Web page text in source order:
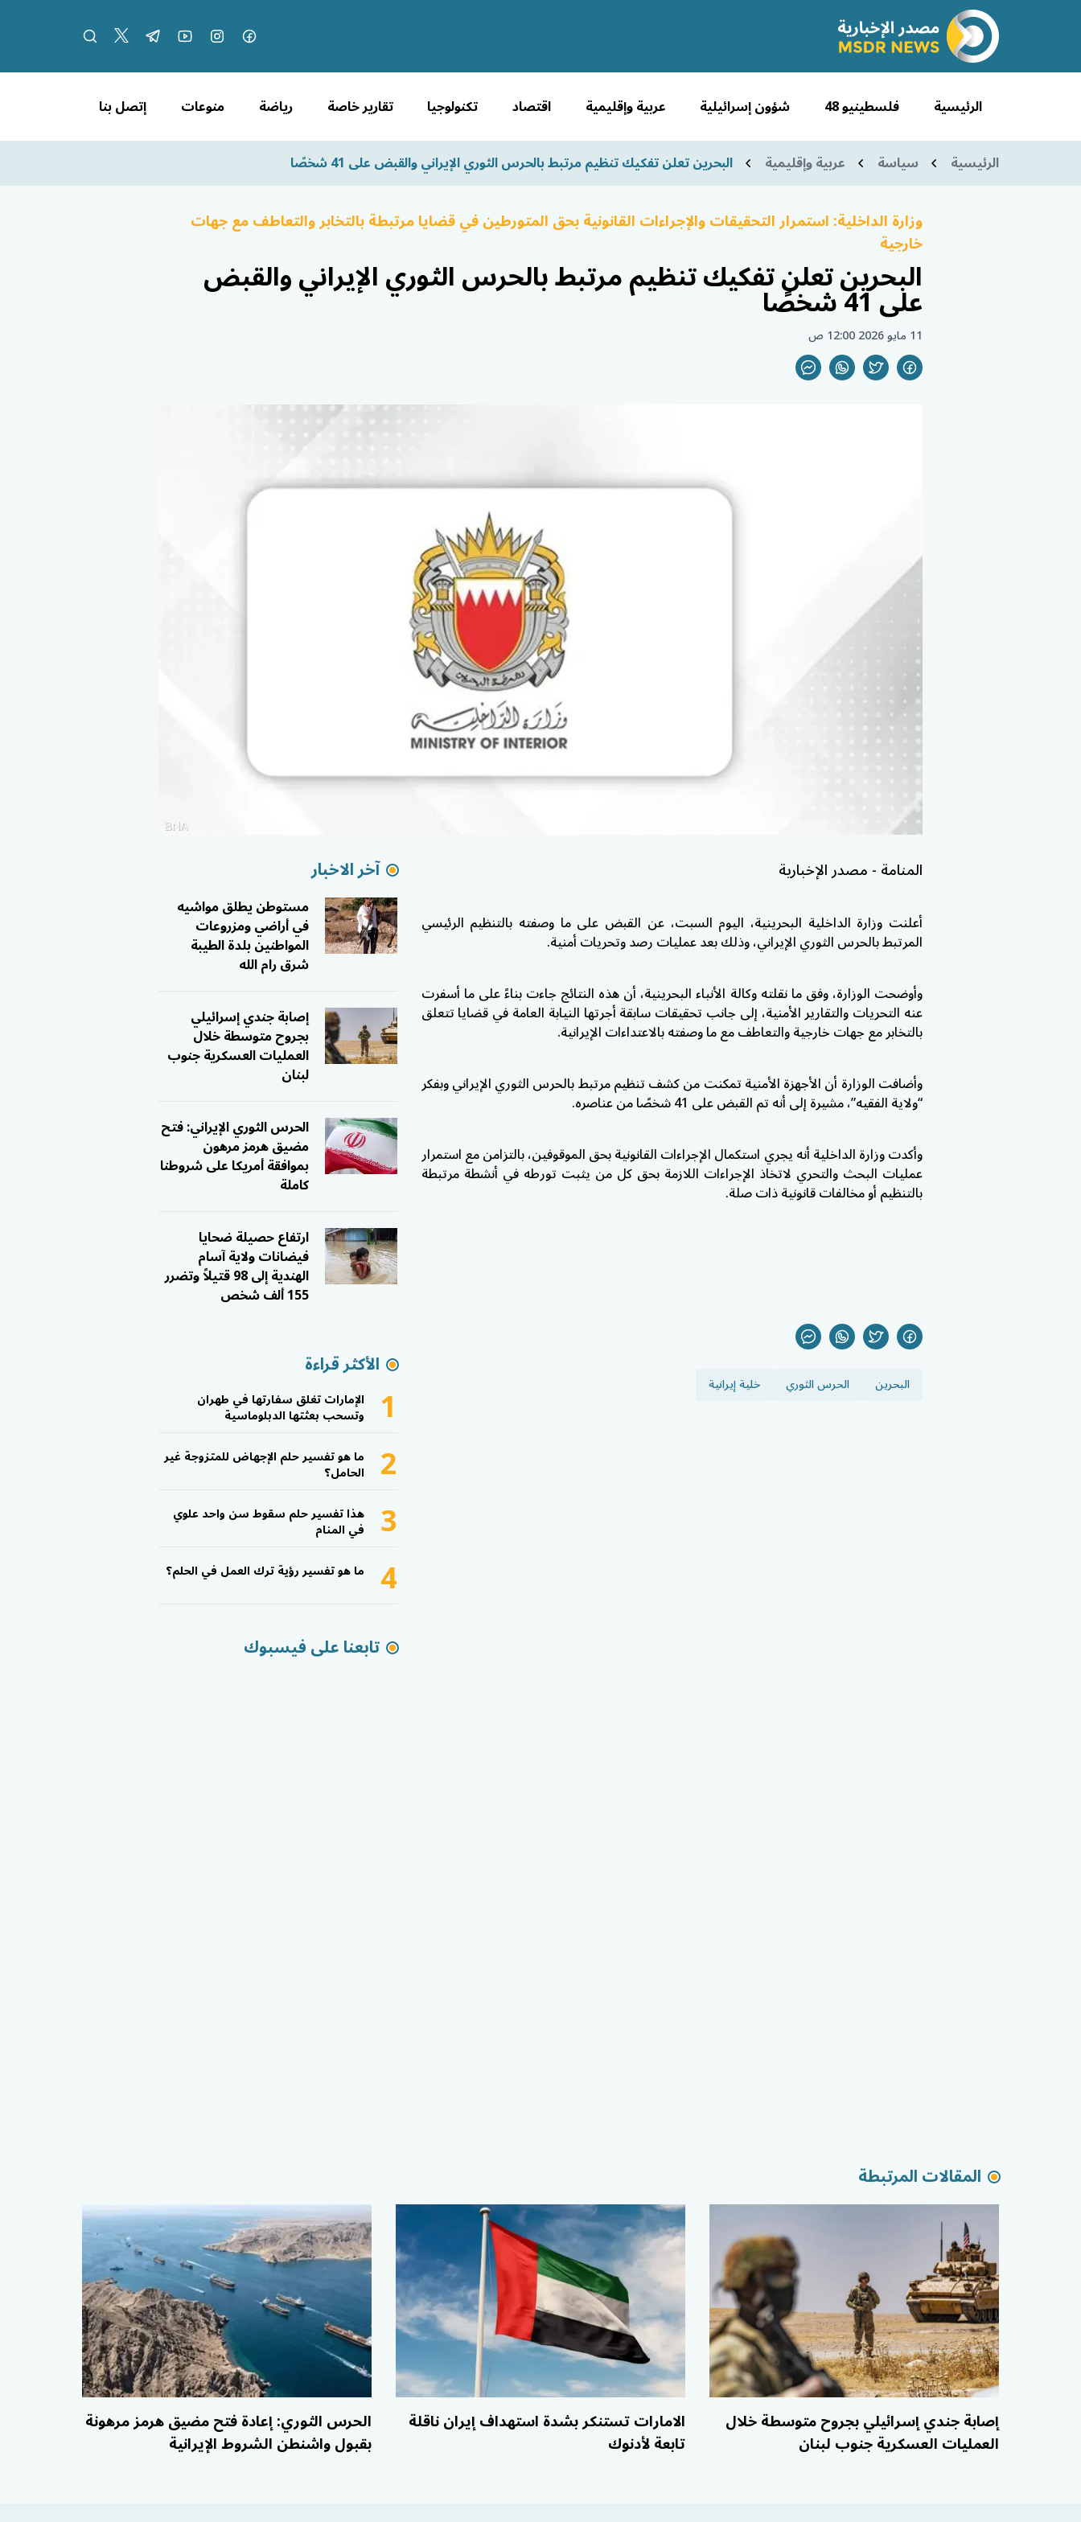
الرئيسية فلسطينيو 48 شؤون إسرائيلية عربية وإقليمية اقتصاد تكنولوجيا تقارير خاصة رياضة منوعات إتصل بنا
الرئيسية سياسة عربية وإقليمية البحرين تعلن تفكيك تنظيم مرتبط بالحرس الثوري الإيراني والقبض على 41 شخصًا
وزارة الداخلية: استمرار التحقيقات والإجراءات القانونية بحق المتورطين في قضايا مرتبطة بالتخابر والتعاطف مع جهات
خارجية
البحرين تعلن تفكيك تنظيم مرتبط بالحرس الثوري الإيراني والقبض
على 41 شخصًا
11 مايو 2026 12:00 ص
المنامة - مصدر الإخبارية
أعلنت وزارة الداخلية البحرينية، اليوم السبت، عن القبض على ما وصفته بالتنظيم الرئيسي
المرتبط بالحرس الثوري الإيراني، وذلك بعد عمليات رصد وتحريات أمنية.
وأوضحت الوزارة، وفق ما نقلته وكالة الأنباء البحرينية، أن هذه النتائج جاءت بناءً على ما أسفرت
عنه التحريات والتقارير الأمنية، إلى جانب تحقيقات سابقة أجرتها النيابة العامة في قضايا تتعلق
بالتخابر مع جهات خارجية والتعاطف مع ما وصفته بالاعتداءات الإيرانية.
وأضافت الوزارة أن الأجهزة الأمنية تمكنت من كشف تنظيم مرتبط بالحرس الثوري الإيراني وبفكر
“ولاية الفقيه”، مشيرة إلى أنه تم القبض على 41 شخصًا من عناصره.
وأكدت وزارة الداخلية أنه يجري استكمال الإجراءات القانونية بحق الموقوفين، بالتزامن مع استمرار
عمليات البحث والتحري لاتخاذ الإجراءات اللازمة بحق كل من يثبت تورطه في أنشطة مرتبطة
بالتنظيم أو مخالفات قانونية ذات صلة.
البحرين الحرس الثوري خلية إيرانية
آخر الاخبار
مستوطن يطلق مواشيه
في أراضي ومزروعات
المواطنين بلدة الطيبة
شرق رام الله
إصابة جندي إسرائيلي
بجروح متوسطة خلال
العمليات العسكرية جنوب
لبنان
الحرس الثوري الإيراني: فتح
مضيق هرمز مرهون
بموافقة أمريكا على شروطنا
كاملة
ارتفاع حصيلة ضحايا
فيضانات ولاية آسام
الهندية إلى 98 قتيلاً وتضرر
155 ألف شخص
الأكثر قراءة
1 الإمارات تغلق سفارتها في طهران
وتسحب بعثتها الدبلوماسية
2 ما هو تفسير حلم الإجهاض للمتزوجة غير
الحامل؟
3 هذا تفسير حلم سقوط سن واحد علوي
في المنام
4 ما هو تفسير رؤية ترك العمل في الحلم؟
تابعنا على فيسبوك
المقالات المرتبطة
إصابة جندي إسرائيلي بجروح متوسطة خلال
العمليات العسكرية جنوب لبنان
الامارات تستنكر بشدة استهداف إيران ناقلة
تابعة لأدنوك
الحرس الثوري: إعادة فتح مضيق هرمز مرهونة
بقبول واشنطن الشروط الإيرانية